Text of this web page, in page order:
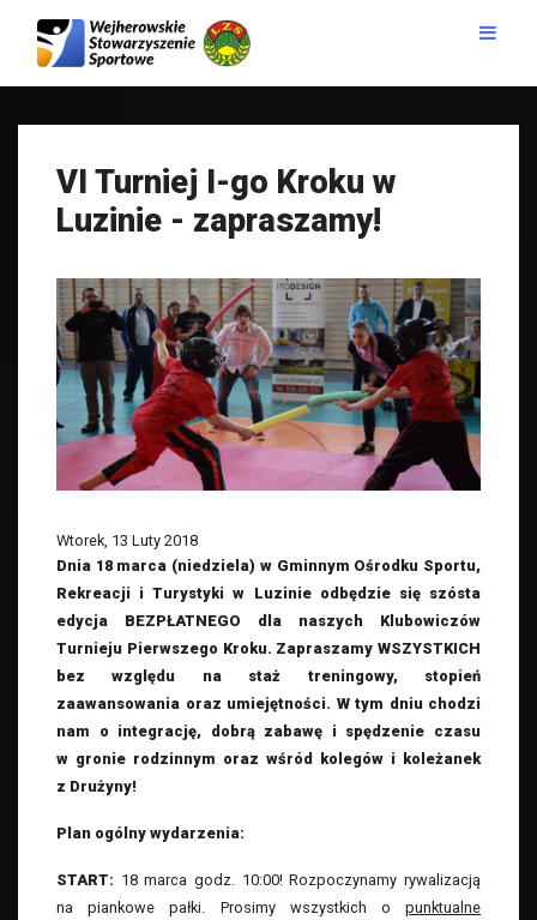
VI Turniej I-go Kroku w
Luzinie - zapraszamy!
Wtorek, 13 Luty 2018
Dnia 18 marca (niedziela) w Gminnym Ośrodku Sportu,
Rekreacji i Turystyki w Luzinie odbędzie się szósta
edycja BEZPŁATNEGO dla naszych Klubowiczów
Turnieju Pierwszego Kroku. Zapraszamy WSZYSTKICH
bez względu na staż treningowy, stopień
zaawansowania oraz umiejętności. W tym dniu chodzi
nam o integrację, dobrą zabawę i spędzenie czasu
w gronie rodzinnym oraz wśród kolegów i koleżanek
z Drużyny!
Plan ogólny wydarzenia:
START: 18 marca godz. 10:00! Rozpoczynamy rywalizacją
na piankowe pałki. Prosimy wszystkich o punktualne